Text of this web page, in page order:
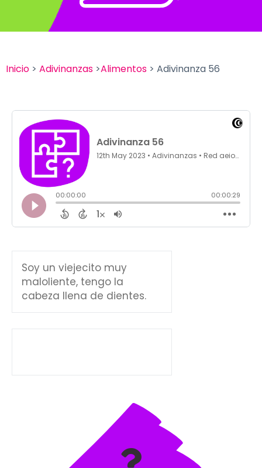
Inicio > Adivinanzas >Alimentos > Adivinanza 56
Soy un viejecito muy
maloliente, tengo la
cabeza llena de dientes.